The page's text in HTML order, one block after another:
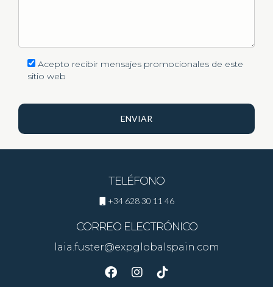
Acepto recibir mensajes promocionales de este
sitio web
ENVIAR
TELÉFONO
+34 628 30 11 46
CORREO ELECTRÓNICO
laia.fuster@expglobalspain.com